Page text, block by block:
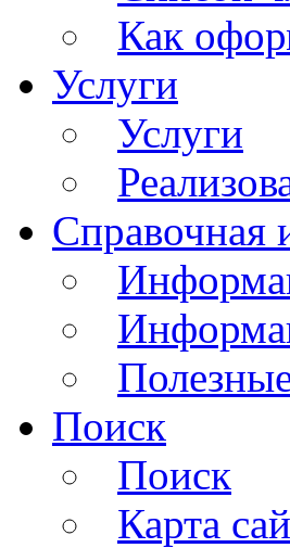
Как
Услуги
Услуги
Справочная
Поиск
Поиск
Карта